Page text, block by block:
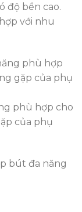
độ bền cao.
với nhu
phù hợp cho
của phụ
bút đa năng